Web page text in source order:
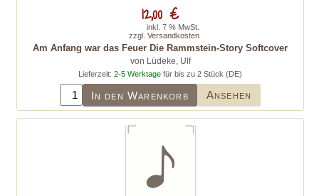
Am Anfang war das Feuer Die Rammstein-Story Softcover
von Lüdeke, Ulf
Lieferzeit: 2-5 Werktage für bis zu 2 Stück (DE)
In den Warenkorb Ansehen
12,00 €
inkl. 7 % MwSt.
zzgl. Versandkosten